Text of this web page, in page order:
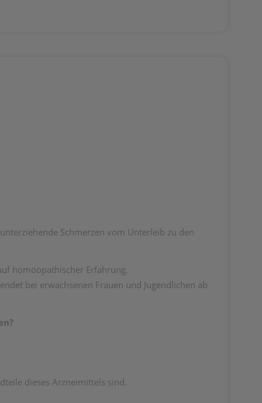
Schmerzen vom Unterleib zu den
homöopathischer Erfahrung.
bei erwachsenen Frauen und Jugendlichen ab
dieses Arzneimittels sind.